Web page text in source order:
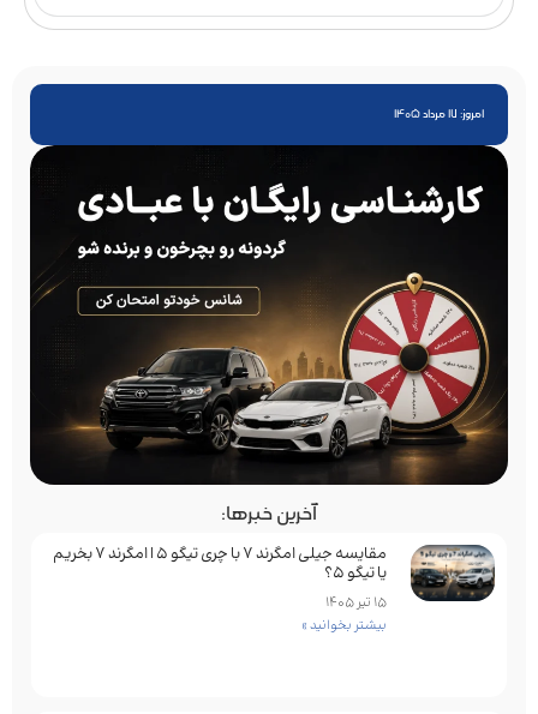
امروز: 17 مرداد 1405
آخرین خبرها:
مقایسه جیلی امگرند 7 با چری تیگو 5 | امگرند 7 بخریم
یا تیگو 5؟
15 تیر 1405
بیشتر بخوانید »